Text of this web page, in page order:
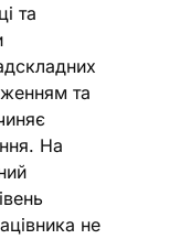
та
та
На
не